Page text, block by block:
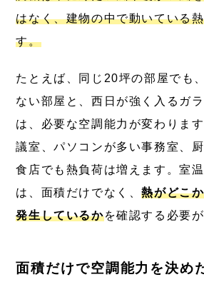
はなく、建物の中で動いている
す。
たとえば、同じ20坪の部屋でも
ない部屋と、西日が強く入るガ
は、必要な空調能力が変わりま
議室、パソコンが多い事務室、
食店でも熱負荷は増えます。室
は、面積だけでなく、熱がどこ
発生しているかを確認する必要が
面積だけで空調能力を決め